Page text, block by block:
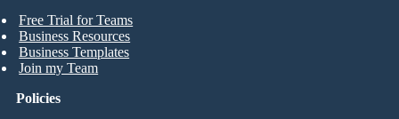
Free Trial for Teams
Business Resources
Business Templates
Join my Team
Policies